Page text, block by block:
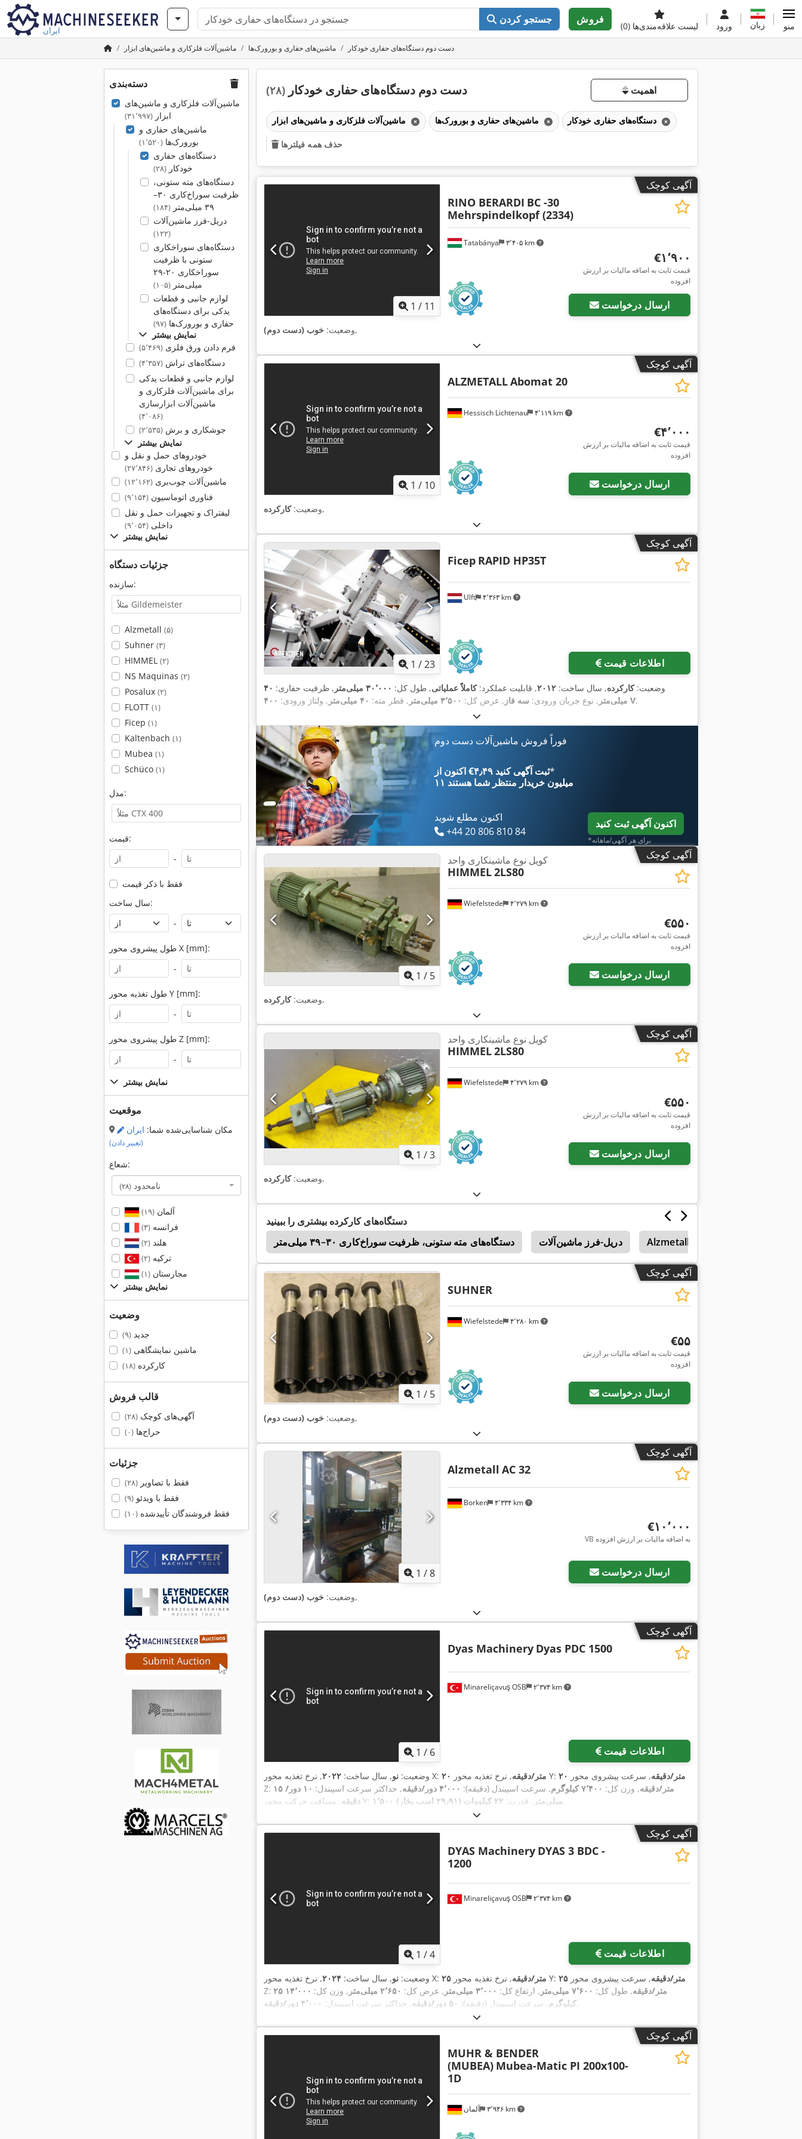
ایران
جستجو کردن فروش
لیست علاقه‌مندی‌ها (0) ورود زبان منو
ماشین‌آلات فلزکاری و ماشین‌های ابزار ماشین‌های حفاری و بورورک‌ها دست دوم دستگاه‌های حفاری خودکار
دسته‌بندی
ماشین‌آلات فلزکاری و ماشین‌های
ابزار(۳۱٬۹۹۷)
ماشین‌های حفاری و
بورورک‌ها(۱٬۵۲۰)
دستگاه‌های حفاری
خودکار(۲۸)
دستگاه‌های مته ستونی،
ظرفیت سوراخ‌کاری ۳۰–
۳۹ میلی‌متر
(۱۸۴)
دریل-فرز ماشین‌آلات
(۱۲۲)
دستگاه‌های سوراخکاری
ستونی با ظرفیت
سوراخکاری ۲۰-۲۹
میلی‌متر(۱۰۵)
لوازم جانبی و قطعات
یدکی برای دستگاه‌های
حفاری و بورورک‌ها(۹۷)
نمایش بیشتر
فرم دادن ورق فلزی(۵٬۴۶۹)
دستگاه‌های تراش(۴٬۳۵۷)
لوازم جانبی و قطعات یدکی
برای ماشین‌آلات فلزکاری و
ماشین‌آلات ابزارسازی
(۴٬۰۸۶)
جوشکاری و برش(۲٬۵۳۵)
نمایش بیشتر
خودروهای حمل و نقل و
خودروهای تجاری(۲۷٬۸۴۶)
ماشین‌آلات چوب‌بری(۱۲٬۱۶۲)
فناوری اتوماسیون(۹٬۱۵۴)
لیفتراک و تجهیزات حمل و نقل
داخلی(۹٬۰۵۴)
نمایش بیشتر
جزئیات دستگاه
سازنده:
Alzmetall (۵)
Suhner (۳)
HIMMEL (۲)
NS Maquinas (۲)
Posalux (۲)
FLOTT (۱)
Ficep (۱)
Kaltenbach (۱)
Mubea (۱)
Schüco (۱)
مدل:
قیمت:
-
فقط با ذکر قیمت
سال ساخت:
-
طول پیشروی محور X [mm]:
-
طول تغذیه محور Y [mm]:
-
طول پیشروی محور Z [mm]:
-
نمایش بیشتر
موقعیت
مکان شناسایی‌شده شما: ایران
(تغییر دادن)
شعاع:
نامحدود (۲۸)
آلمان(۱۹)
فرانسه(۳)
هلند(۲)
ترکیه(۲)
مجارستان(۱)
نمایش بیشتر
وضعیت
جدید(۹)
ماشین نمایشگاهی(۱)
کارکرده(۱۸)
قالب فروش
آگهی‌های کوچک(۲۸)
حراج‌ها(۰)
جزئیات
فقط با تصاویر(۲۸)
فقط با ویدئو(۹)
فقط فروشندگان تأییدشده(۱۰)
دست دوم دستگاه‌های حفاری خودکار (۲۸) اهمیت
حذف همه فیلترها
آگهی کوچک
1 / 11
Tatabánya ۳٬۴۰۵ km
RINO BERARDI BC -30
Mehrspindelkopf (2334)
‎€۱٬۹۰۰
قیمت ثابت به اضافه مالیات بر ارزش
افزوده
ارسال درخواست
وضعیت: خوب (دست دوم) ,
آگهی کوچک
1 / 10
Hessisch Lichtenau ۴٬۱۱۹ km
ALZMETALLAbomat 20
‎€۴٬۰۰۰
قیمت ثابت به اضافه مالیات بر ارزش
افزوده
ارسال درخواست
وضعیت:کارکرده ,
آگهی کوچک
1 /23
Ulft ۴٬۳۶۳ km
Ficep RAPID HP35T
اطلاعات قیمت
وضعیت:کارکرده, سال ساخت: ۲۰۱۲, قابلیت عملکرد:کاملاً عملیاتی, طول کل: ۳۰٬۰۰۰ میلی‌متر , ظرفیت حفاری: ۴۰
میلی‌متر , نوع جریان ورودی: سه فاز , عرض کل: ۳٬۵۰۰ میلی‌متر , قطر مته: ۴۰ میلی‌متر , ولتاژ ورودی: ۴۰۰ V,
فوراً فروش ماشین‌آلات دست دوم
اکنون از ‎€۴٫۴۹ ثبت آگهی کنید*
۱۱ میلیون خریدار منتظر شما هستند
اکنون مطلع شوید
+44 20 806 810 84
اکنون آگهی ثبت کنید
*برای هر آگهی/ماهانه
آگهی کوچک
1 / 5
Wiefelstede ۴٬۲۷۹ km
کویل نوع ماشینکاری واحد
HIMMEL2LS80
‎€۵۵۰
قیمت ثابت به اضافه مالیات بر ارزش
افزوده
ارسال درخواست
وضعیت:کارکرده ,
آگهی کوچک
1 /3
Wiefelstede ۴٬۲۷۹ km
کویل نوع ماشینکاری واحد
HIMMEL2LS80
‎€۵۵۰
قیمت ثابت به اضافه مالیات بر ارزش
افزوده
ارسال درخواست
وضعیت:کارکرده ,
دستگاه‌های کارکرده بیشتری را ببینید
دستگاه‌های مته ستونی، ظرفیت سوراخ‌کاری ۳۰–۳۹ میلی‌متر
دریل-فرز ماشین‌آلات Alzmetall Elektromat نوع پنجره پلت فرم نوع مگابایت
آگهی کوچک
1 / 5
Wiefelstede ۴٬۲۸۰ km
SUHNER
‎€۵۵
قیمت ثابت به اضافه مالیات بر ارزش
افزوده
ارسال درخواست
وضعیت: خوب (دست دوم) ,
آگهی کوچک
1 /8
Borken ۴٬۳۳۴ km
Alzmetall AC 32
‎€۱۰٬۰۰۰
VB به اضافه مالیات بر ارزش افزوده
ارسال درخواست
وضعیت: خوب (دست دوم) ,
آگهی کوچک
1 / 6
Minareliçavuş OSB ۲٬۳۷۴ km
Dyas Machinery Dyas PDC 1500
اطلاعات قیمت
وضعیت: نو, سال ساخت: ۲۰۲۲ , نرخ تغذیه محور X: ۲۰ متر/دقیقه , نرخ تغذیه محور Y: ۲۰ متر/دقیقه, سرعت پیشروی محور
Z:
۱۵ متر/دقیقه, وزن کل: ۷٬۴۰۰ کیلوگرم , سرعت اسپیندل (دقیقه): ۴٬۰۰۰ دور/دقیقه , حداکثر سرعت اسپیندل:
۱۰ دور/
دقیقه , مسافت حرکت محور Y: ۱٬۵۰۰ میلی‌متر , قدرت: ۲۲ کیلووات (۲۹٫۹۱ اسب بخار) ,
آگهی کوچک
1 /4
Minareliçavuş OSB ۲٬۳۷۴ km
DYAS Machinery DYAS 3 BDC -
1200
اطلاعات قیمت
وضعیت: نو, سال ساخت: ۲۰۲۴ , نرخ تغذیه محور X: ۲۵ متر/دقیقه , نرخ تغذیه محور Y: ۲۵ متر/دقیقه, سرعت پیشروی محور
Z:
۲۵ متر/دقیقه, طول کل: ۷٬۶۰۰ میلی‌متر , ارتفاع کل: ۳٬۰۰۰ میلی‌متر , عرض کل: ۲٬۶۵۰ میلی‌متر , وزن کل: ۱۴٬۰۰۰
کیلوگرم, سرعت اسپیندل (دقیقه): ۵۰ دور/دقیقه , حداکثر سرعت اسپیندل: ۴٬۰۰۰ دور/دقیقه ,
آگهی کوچک
آلمان ۳٬۹۴۶ km
MUHR & BENDER
(MUBEA) Mubea-Matic PI 200x100-
1D